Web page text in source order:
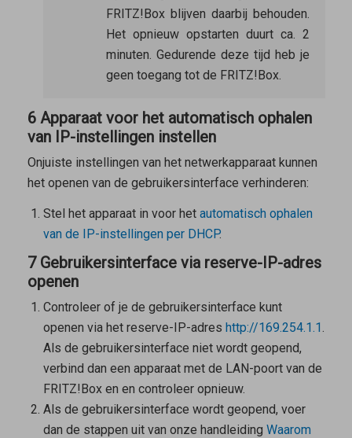
FRITZ!Box blijven daarbij behouden.
Het opnieuw opstarten duurt ca. 2
minuten. Gedurende deze tijd heb je
geen toegang tot de FRITZ!Box.
6 Apparaat voor het automatisch ophalen
van IP-instellingen instellen
Onjuiste instellingen van het netwerkapparaat kunnen
het openen van de gebruikersinterface verhinderen:
Stel het apparaat in voor het automatisch ophalen
van de IP-instellingen per DHCP.
7 Gebruikersinterface via reserve-IP-adres
openen
Controleer of je de gebruikersinterface kunt
openen via het reserve-IP-adres http://169.254.1.1.
Als de gebruikersinterface niet wordt geopend,
verbind dan een apparaat met de LAN-poort van de
FRITZ!Box en en controleer opnieuw.
Als de gebruikersinterface wordt geopend, voer
dan de stappen uit van onze handleiding Waarom